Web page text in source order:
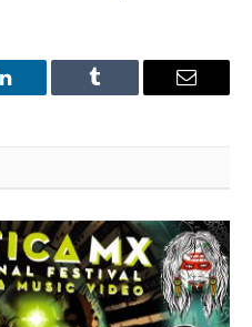
LinkedIn Tumblr Email